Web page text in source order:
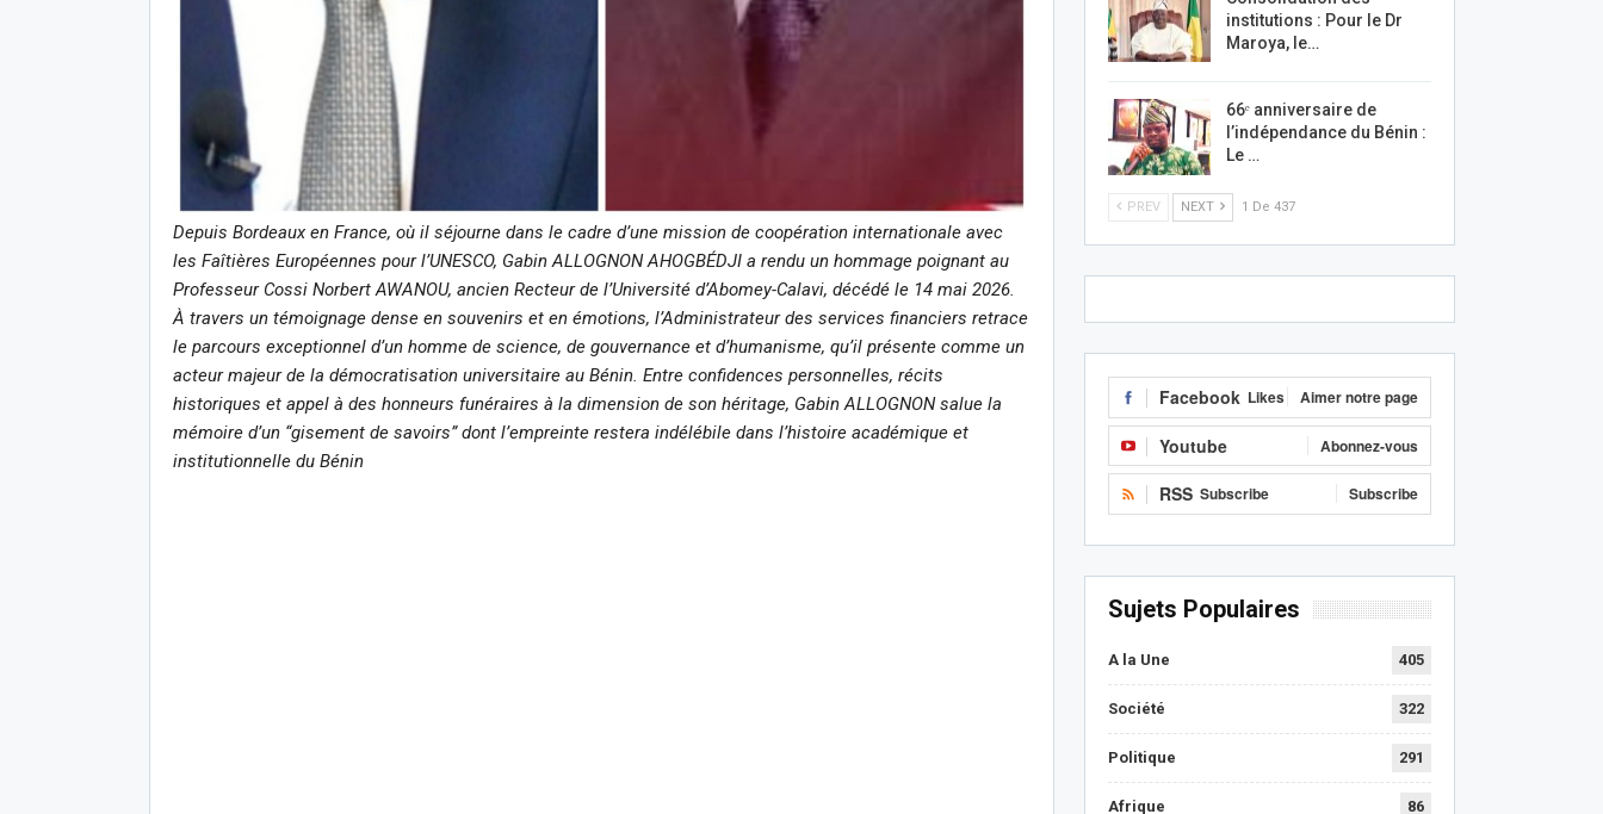
Depuis Bordeaux en France, où il séjourne dans le cadre d’une mission de coopération internationale avec
les Faîtières Européennes pour l’UNESCO, Gabin ALLOGNON AHOGBÉDJI a rendu un hommage poignant au
Professeur Cossi Norbert AWANOU, ancien Recteur de l’Université d’Abomey-Calavi, décédé le 14 mai 2026.
À travers un témoignage dense en souvenirs et en émotions, l’Administrateur des services financiers retrace
le parcours exceptionnel d’un homme de science, de gouvernance et d’humanisme, qu’il présente comme un
acteur majeur de la démocratisation universitaire au Bénin. Entre confidences personnelles, récits
historiques et appel à des honneurs funéraires à la dimension de son héritage, Gabin ALLOGNON salue la
mémoire d’un “gisement de savoirs” dont l’empreinte restera indélébile dans l’histoire académique et
institutionnelle du Bénin
institutions : Pour le Dr
Maroya, le…
66ᵉ anniversaire de
l’indépendance du Bénin :
Le …
PREV NEXT 1 De 437
Facebook Likes Aimer notre page
Youtube Abonnez-vous
RSS Subscribe Subscribe
Sujets Populaires
A la Une 405
Société 322
Politique 291
Afrique 86